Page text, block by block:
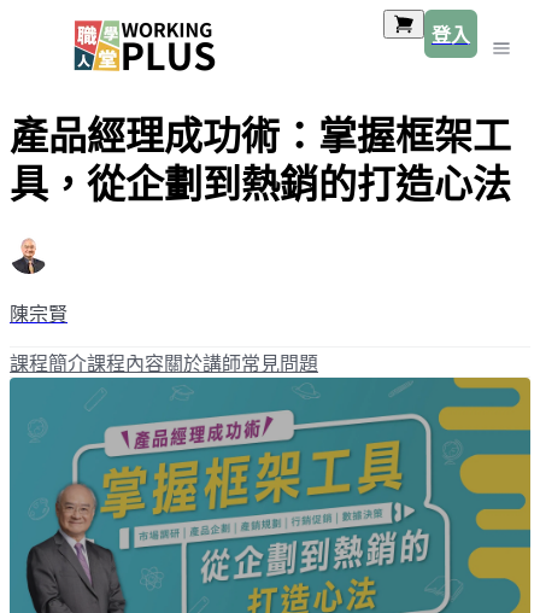
登入
產品經理成功術：掌握框架工
具，從企劃到熱銷的打造心法
陳宗賢
課程簡介課程內容關於講師常見問題